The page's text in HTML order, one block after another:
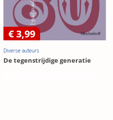
€ 3,99
Diverse auteurs
De tegenstrijdige generatie